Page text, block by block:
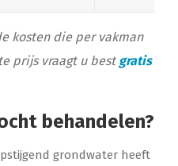
kosten die per vakman
prijs vraagt u best gratis
behandelen?
grondwater heeft